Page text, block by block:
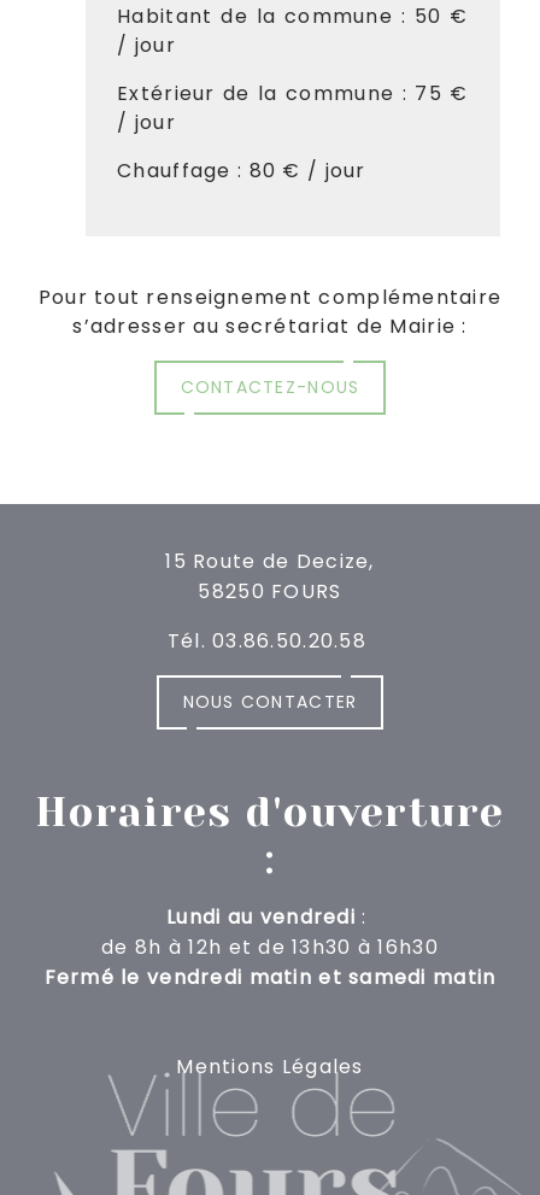
Habitant de la commune : 50 €
/ jour
Extérieur de la commune : 75 €
/ jour
Chauffage : 80 € / jour
Pour tout renseignement complémentaire
s’adresser au secrétariat de Mairie :
CONTACTEZ-NOUS
15 Route de Decize,
58250 FOURS
Tél. 03.86.50.20.58
NOUS CONTACTER
Horaires d'ouverture
:
Lundi au vendredi :
de 8h à 12h et de 13h30 à 16h30
Fermé le vendredi matin et samedi matin
Mentions Légales